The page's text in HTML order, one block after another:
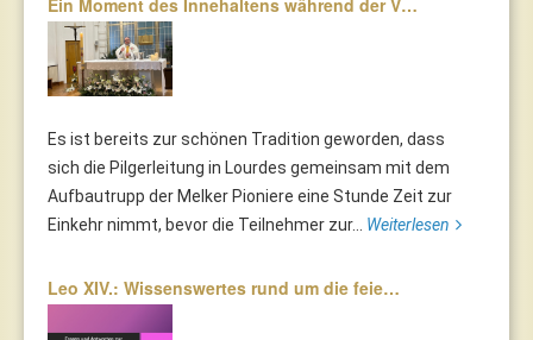
Es ist bereits zur schönen Tradition geworden, dass
sich die Pilgerleitung in Lourdes gemeinsam mit dem
Aufbautrupp der Melker Pioniere eine Stunde Zeit zur
Einkehr nimmt, bevor die Teilnehmer zur... Weiterlesen
Leo XIV.: Wissenswertes rund um die feie…